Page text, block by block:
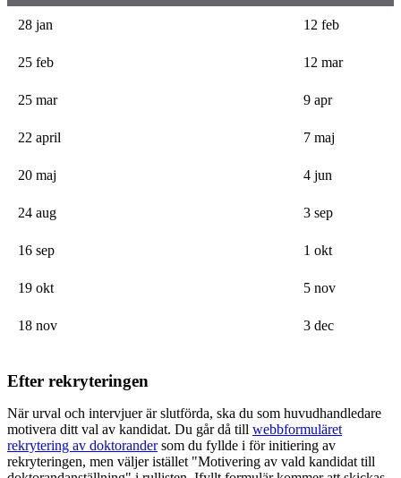
28 jan 12 feb
25 feb 12 mar
25 mar 9 apr
22 april 7 maj
20 maj 4 jun
24 aug 3 sep
16 sep 1 okt
19 okt 5 nov
18 nov 3 dec
Efter rekryteringen
När urval och intervjuer är slutförda, ska du som huvudhandledare
motivera ditt val av kandidat. Du går då till webbformuläret
rekrytering av doktorandersom du fyllde i för initiering av
rekryteringen, men väljer istället "Motivering av vald kandidat till